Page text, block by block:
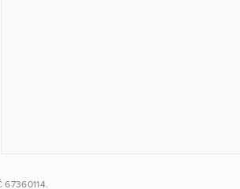
67360114.